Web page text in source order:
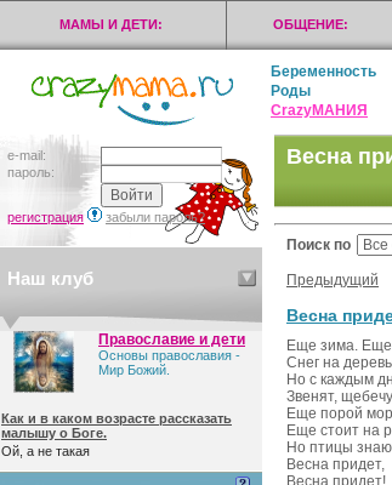
МАМЫ И ДЕТИ: ОБЩЕНИЕ:
Беременность
Роды
CrazyМАНИЯ
e-mail:
пароль:
регистрация забыли пароль?
Наш клуб
Православие и дети
Основы православия -
Мир Божий.
Как и в каком возрасте рассказать
малышу о Боге.
Ой, а не такая
Весна
Поиск по
Предыдущий
Весна
Еще зима. Еще
Снег на
Но с каждым
Звенят,
Еще порой
Еще стоит на
Но птицы
Весна придет,
Весна придет!